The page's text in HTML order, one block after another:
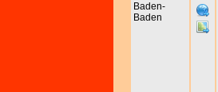
Baden-
Baden